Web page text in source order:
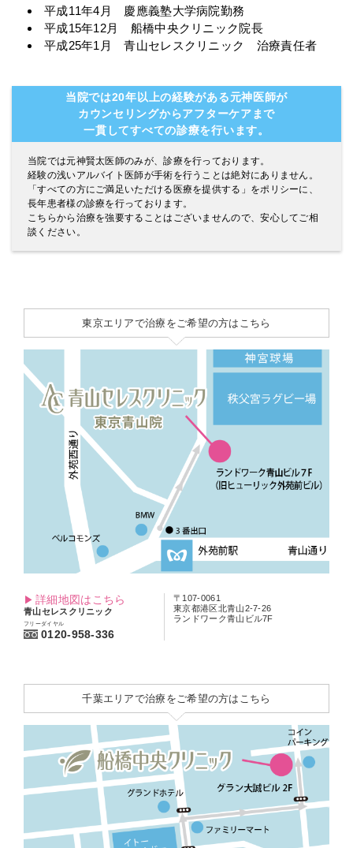
平成11年4月 慶應義塾大学病院勤務
平成15年12月 船橋中央クリニック院長
平成25年1月 青山セレスクリニック 治療責任者
当院では20年以上の経験がある元神医師が
カウンセリングからアフターケアまで
一貫してすべての診療を行います。
当院では元神賢太医師のみが、診療を行っております。
経験の浅いアルバイト医師が手術を行うことは絶対にありません。
「すべての方にご満足いただける医療を提供する」をポリシーに、
長年患者様の診療を行っております。
こちらから治療を強要することはございませんので、安心してご相
談ください。
東京エリアで治療をご希望の方はこちら
詳細地図はこちら
青山セレスクリニック
フリーダイヤル
0120-958-336
〒107-0061
東京都港区北青山2-7-26
ランドワーク青山ビル7F
千葉エリアで治療をご希望の方はこちら